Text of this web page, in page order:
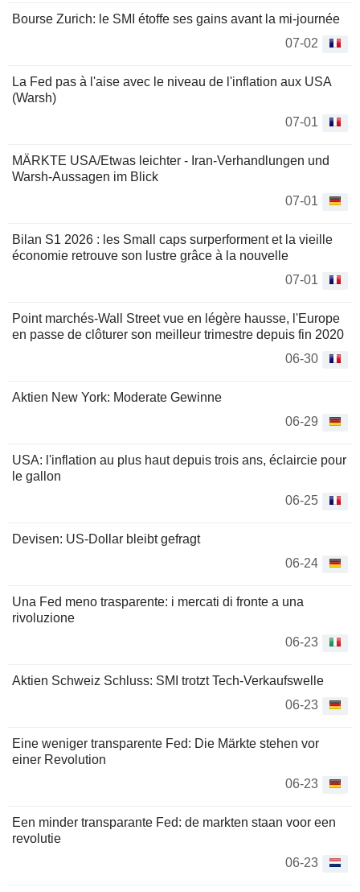
Bourse Zurich: le SMI étoffe ses gains avant la mi-journée
07-02
La Fed pas à l'aise avec le niveau de l'inflation aux USA
(Warsh)
07-01
MÄRKTE USA/Etwas leichter - Iran-Verhandlungen und
Warsh-Aussagen im Blick
07-01
Bilan S1 2026 : les Small caps surperforment et la vieille
économie retrouve son lustre grâce à la nouvelle
07-01
Point marchés-Wall Street vue en légère hausse, l'Europe
en passe de clôturer son meilleur trimestre depuis fin 2020
06-30
Aktien New York: Moderate Gewinne
06-29
USA: l'inflation au plus haut depuis trois ans, éclaircie pour
le gallon
06-25
Devisen: US-Dollar bleibt gefragt
06-24
Una Fed meno trasparente: i mercati di fronte a una
rivoluzione
06-23
Aktien Schweiz Schluss: SMI trotzt Tech-Verkaufswelle
06-23
Eine weniger transparente Fed: Die Märkte stehen vor
einer Revolution
06-23
Een minder transparante Fed: de markten staan voor een
revolutie
06-23